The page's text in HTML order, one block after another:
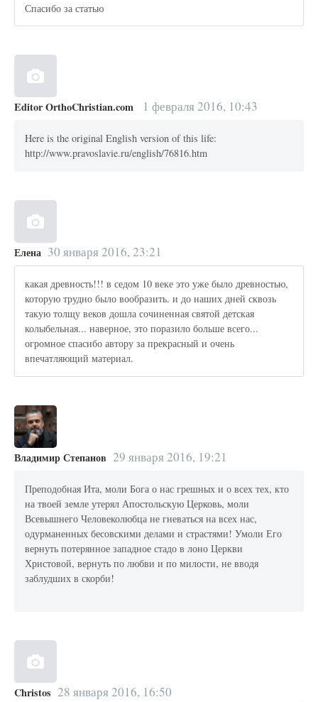
Спасибо за статью
Editor OrthoChristian.com 1 февраля 2016, 10:43
Here is the original English version of this life:
http://www.pravoslavie.ru/english/76816.htm
Елена 30 января 2016, 23:21
какая древность!!! в седом 10 веке это уже было древностью,
которую трудно было вообразить. и до наших дней сквозь
такую толщу веков дошла сочиненная святой детская
колыбельная... наверное, это поразило больше всего...
огромное спасибо автору за прекрасный и очень
впечатляющий материал.
Владимир Степанов 29 января 2016, 19:21
Преподобная Ита, моли Бога о нас грешных и о всех тех, кто
на твоей земле утерял Апостольскую Церковь, моли
Всевышнего Человеколюбца не гневаться на всех нас,
одурманенных бесовскими делами и страстями! Умоли Его
вернуть потерянное западное стадо в лоно Церкви
Христовой, вернуть по любви и по милости, не вводя
заблудших в скорби!
Christos 28 января 2016, 16:50